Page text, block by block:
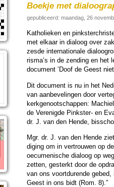
Boekje met
gepubliceerd: maandag, 26
Katho­lieken en
met elkaar in dialoog over
zesde inter­na­tio­nale
risma’s in de zen­ding en het
do­cu­ment ‘Doof de Geest
Dit do­cu­ment is nu in het
van aanbevelingen door
kerk­ge­noot­schappen:
de Verenigde Pinkster- en
dr. J. van den Hende,
Mgr. dr. J. van den Hende
di­ging om in ver­trouwen op
oecu­me­nische dialoog op
zetten, ge­sterkt door de
van ons voort­du­rende
Geest in ons bidt (Rom. 8).”